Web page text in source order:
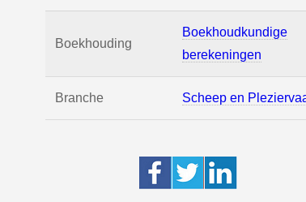
Boekhouding
Boekhoudkundige
berekeningen
Branche Scheep en